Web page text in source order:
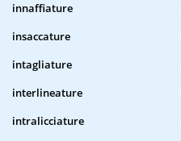
innaffiature
insaccature
intagliature
interlineature
intralicciature